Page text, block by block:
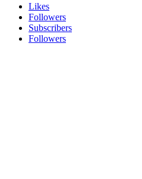
Likes
Followers
Subscribers
Followers